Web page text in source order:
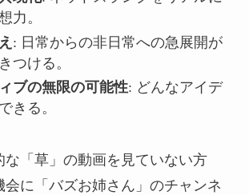
力。
: 日常からの非日常への急展開が
つける。
ブの無限の可能性: どんなアイデ
きる。
な「草」の動画を見ていない方
会に「バズお姉さん」のチャンネ